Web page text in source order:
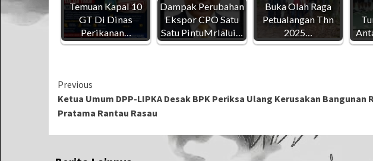
Temuan Kapal 10
GT Di Dinas
Perikanan…
Dampak Perubahan
Ekspor CPO Satu
Satu PintuMrlalui…
Buka Olah Raga
Petualangan Thn
2025…
Continue
Reading
Previous
Ketua Umum DPP-LIPKA Desak BPK Periksa Ulang Kerusakan Bangunan
Pratama Rantau Rasau